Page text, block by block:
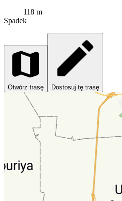
118 m
Spadek
Otwórz trasę Dostosuj tę trasę